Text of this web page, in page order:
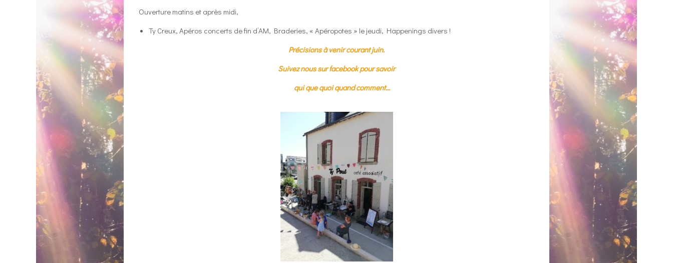
Ouverture matins et après midi,
Ty Creux, Apéros concerts de fin d’AM, Braderies, « Apéropotes » le jeudi, Happenings divers !
Précisions à venir courant juin.
Suivez nous sur facebook pour savoir
qui que quoi quand comment…